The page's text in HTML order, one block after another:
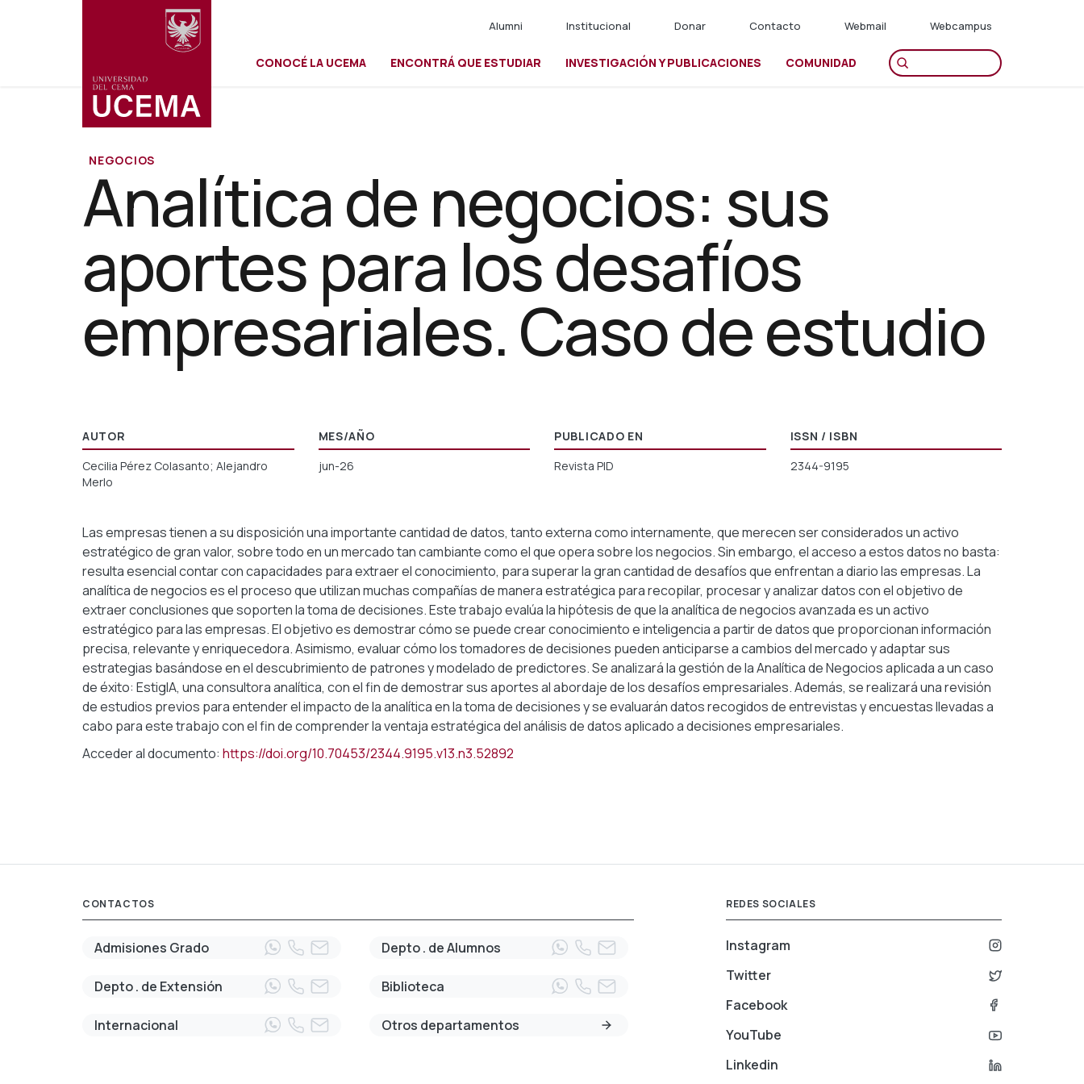
Menú
secundario
Alumni Institucional Donar Contacto Webmail Webcampus
CONOCÉ LA UCEMA ENCONTRÁ QUE ESTUDIAR INVESTIGACIÓN Y PUBLICACIONES COMUNIDAD
NEGOCIOS
Analítica de negocios: sus
aportes para los desafíos
empresariales. Caso de estudio
AUTOR
Cecilia Pérez Colasanto; Alejandro
Merlo
MES/AÑO
jun-26
PUBLICADO EN
Revista PID
ISSN / ISBN
2344-9195
Las empresas tienen a su disposición una importante cantidad de datos, tanto externa como internamente, que merecen ser considerados un activo
estratégico de gran valor, sobre todo en un mercado tan cambiante como el que opera sobre los negocios. Sin embargo, el acceso a estos datos no basta:
resulta esencial contar con capacidades para extraer el conocimiento, para superar la gran cantidad de desafíos que enfrentan a diario las empresas. La
analítica de negocios es el proceso que utilizan muchas compañías de manera estratégica para recopilar, procesar y analizar datos con el objetivo de
extraer conclusiones que soporten la toma de decisiones. Este trabajo evalúa la hipótesis de que la analítica de negocios avanzada es un activo
estratégico para las empresas. El objetivo es demostrar cómo se puede crear conocimiento e inteligencia a partir de datos que proporcionan información
precisa, relevante y enriquecedora. Asimismo, evaluar cómo los tomadores de decisiones pueden anticiparse a cambios del mercado y adaptar sus
estrategias basándose en el descubrimiento de patrones y modelado de predictores. Se analizará la gestión de la Analítica de Negocios aplicada a un caso
de éxito: EstigIA, una consultora analítica, con el fin de demostrar sus aportes al abordaje de los desafíos empresariales. Además, se realizará una revisión
de estudios previos para entender el impacto de la analítica en la toma de decisiones y se evaluarán datos recogidos de entrevistas y encuestas llevadas a
cabo para este trabajo con el fin de comprender la ventaja estratégica del análisis de datos aplicado a decisiones empresariales.
Acceder al documento: https://doi.org/10.70453/2344.9195.v13.n3.52892
CONTACTOS
Admisiones Grado Depto . de Alumnos
Depto . de Extensión Biblioteca
Internacional Otros departamentos
REDES SOCIALES
Instagram
Twitter
Facebook
YouTube
Linkedin